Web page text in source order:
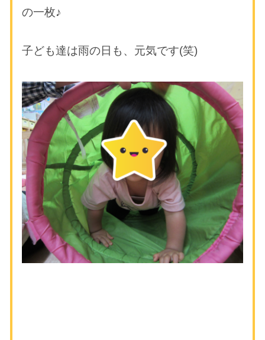
の一枚♪
子ども達は雨の日も、元気です(笑)